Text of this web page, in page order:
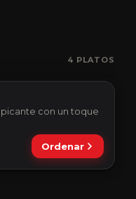
4 PLATOS
con un toque
Ordenar